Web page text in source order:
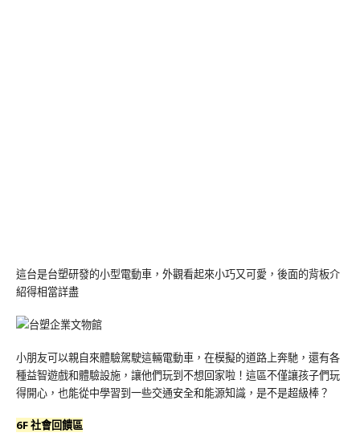
這台是台塑研發的小型電動車，外觀看起來小巧又可愛，後面的背板介
紹得相當詳盡
小朋友可以親自來體驗駕駛這輛電動車，在模擬的道路上奔馳，還有各
種益智遊戲和體驗設施，讓他們玩到不想回家啦！這區不僅讓孩子們玩
得開心，也能從中學習到一些交通安全和能源知識，是不是超級棒？
6F 社會回饋區